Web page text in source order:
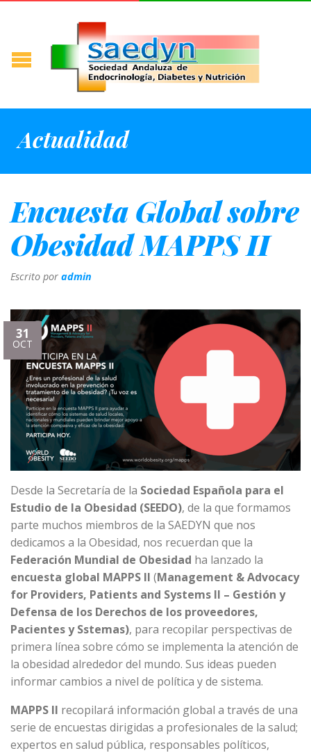
Actualidad
Encuesta Global sobre
Obesidad MAPPS II
Escrito por admin
31
OCT
Desde la Secretaría de la Sociedad Española para el
Estudio de la Obesidad (SEEDO), de la que formamos
parte muchos miembros de la SAEDYN que nos
dedicamos a la Obesidad, nos recuerdan que la
Federación Mundial de Obesidad ha lanzado la
encuesta global MAPPS II (Management & Advocacy
for Providers, Patients and Systems II – Gestión y
Defensa de los Derechos de los proveedores,
Pacientes y Sstemas), para recopilar perspectivas de
primera línea sobre cómo se implementa la atención de
la obesidad alrededor del mundo. Sus ideas pueden
informar cambios a nivel de política y de sistema.
MAPPS II recopilará información global a través de una
serie de encuestas dirigidas a profesionales de la salud;
expertos en salud pública, responsables políticos,